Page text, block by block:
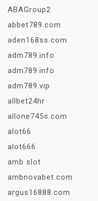
ABAGroup2
abbet789.com
aden168ss.com
adm789.info
adm789.info
adm789.vip
allbet24hr
allone745s.com
alot66
alot666
amb slot
ambnovabet.com
argus16888.com